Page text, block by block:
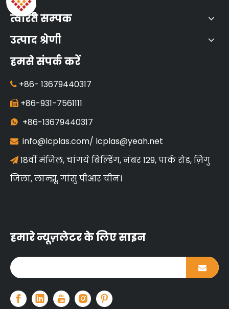
त्वरित सम्पक
उत्पाद श्रेणी
हमसे संपर्क करें
 +86- 13679440317
 +86-931-7561111
 +86-13679440317
 info@lcplas.com/ lcplas@yeah.net
 18वीं मंजिल, चांगये बिल्डिंग, नंबर 129, पार्क रोड, ज़िगु
जिला, लान्झू, गांसु पीआर चीन।
हमारे न्यूज़लेटर के लिए साइन